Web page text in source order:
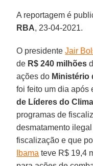
A reportagem é
RBA, 23-04-2021.
O presidenteJair
de R$ 240 milhões
ações do Ministério
foi feito um dia após
de Líderes do Clima
programas de
desmatamento
fiscalização e que
Ibama teve R$ 19,4